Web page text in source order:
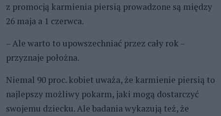
z promocją karmienia piersią prowadzone są między
26 maja a 1 czerwca.
– Ale warto to upowszechniać przez cały rok –
przyznaje położna.
Niemal 90 proc. kobiet uważa, że karmienie piersią to
najlepszy możliwy pokarm, jaki mogą dostarczyć
swojemu dziecku. Ale badania wykazują też, że